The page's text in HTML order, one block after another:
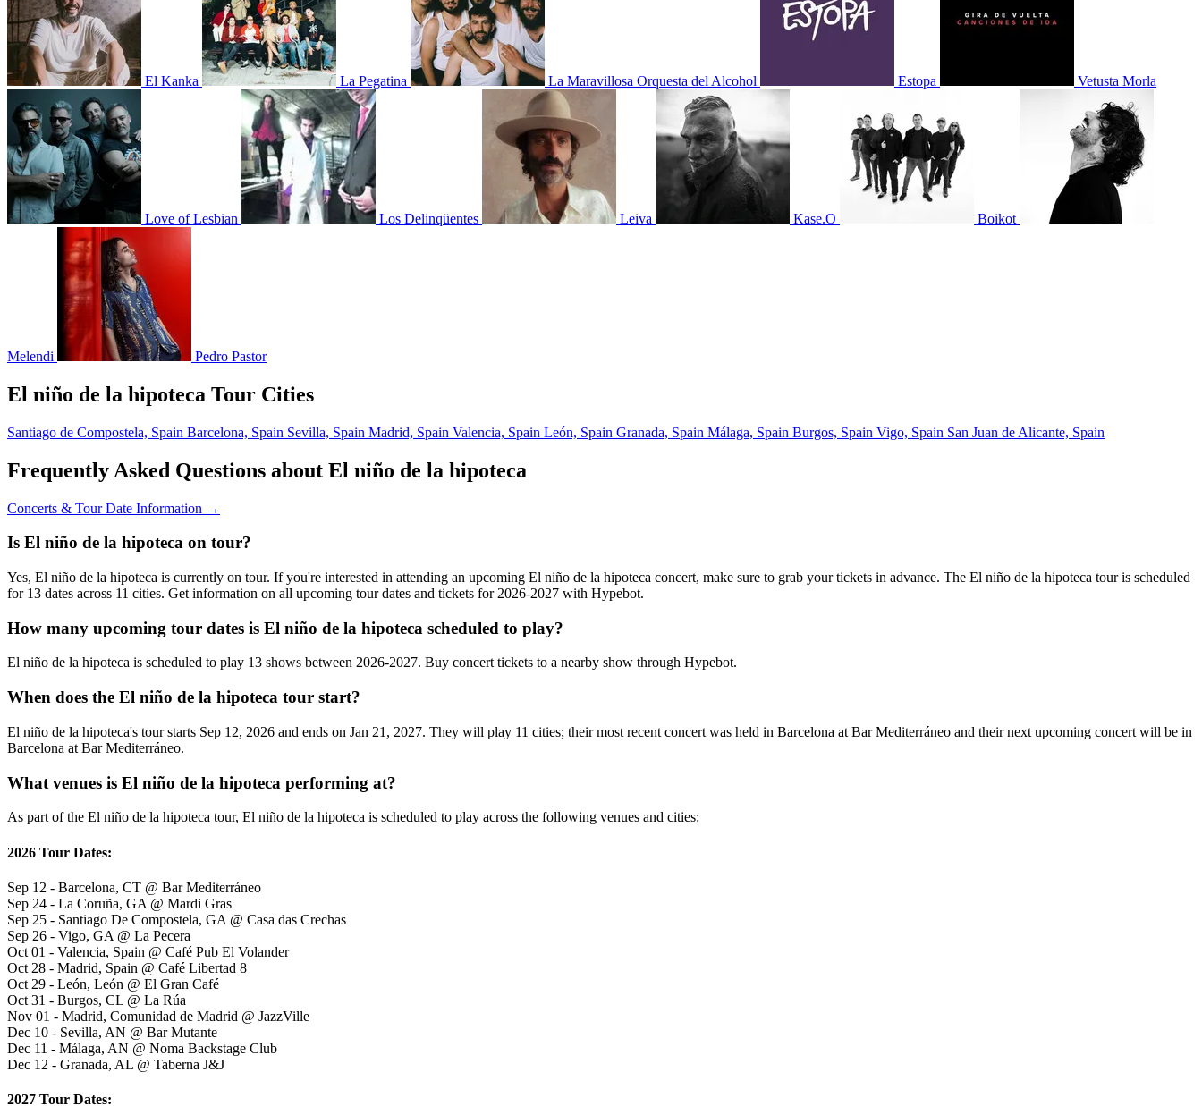
El Kanka La Pegatina La Maravillosa Orquesta del Alcohol Estopa Vetusta Morla
Love of Lesbian Los Delinqüentes Leiva Kase.O Boikot
Melendi Pedro Pastor
El niño de la hipoteca Tour Cities
Santiago de Compostela, Spain Barcelona, Spain Sevilla, Spain Madrid, Spain Valencia, Spain León, Spain Granada, Spain Málaga, Spain Burgos, Spain Vigo, Spain San Juan de Alicante, Spain
Frequently Asked Questions about El niño de la hipoteca
Concerts & Tour Date Information →
Is El niño de la hipoteca on tour?
Yes, El niño de la hipoteca is currently on tour. If you're interested in attending an upcoming El niño de la hipoteca concert, make sure to grab your tickets in advance. The El niño de la hipoteca tour is scheduled
for 13 dates across 11 cities. Get information on all upcoming tour dates and tickets for 2026-2027 with Hypebot.
How many upcoming tour dates is El niño de la hipoteca scheduled to play?
El niño de la hipoteca is scheduled to play 13 shows between 2026-2027. Buy concert tickets to a nearby show through Hypebot.
When does the El niño de la hipoteca tour start?
El niño de la hipoteca's tour starts Sep 12, 2026 and ends on Jan 21, 2027. They will play 11 cities; their most recent concert was held in Barcelona at Bar Mediterráneo and their next upcoming concert will be in
Barcelona at Bar Mediterráneo.
What venues is El niño de la hipoteca performing at?
As part of the El niño de la hipoteca tour, El niño de la hipoteca is scheduled to play across the following venues and cities:
2026 Tour Dates:
Sep 12 - Barcelona, CT @ Bar Mediterráneo
Sep 24 - La Coruña, GA @ Mardi Gras
Sep 25 - Santiago De Compostela, GA @ Casa das Crechas
Sep 26 - Vigo, GA @ La Pecera
Oct 01 - Valencia, Spain @ Café Pub El Volander
Oct 28 - Madrid, Spain @ Café Libertad 8
Oct 29 - León, León @ El Gran Café
Oct 31 - Burgos, CL @ La Rúa
Nov 01 - Madrid, Comunidad de Madrid @ JazzVille
Dec 10 - Sevilla, AN @ Bar Mutante
Dec 11 - Málaga, AN @ Noma Backstage Club
Dec 12 - Granada, AL @ Taberna J&J
2027 Tour Dates: